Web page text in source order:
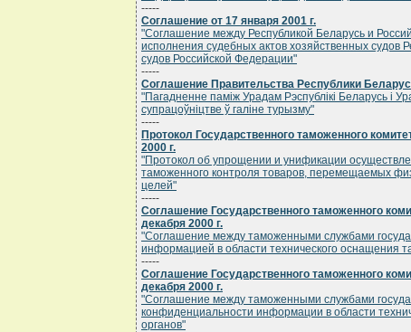
-----
Соглашение от 17 января 2001 г.
"Соглашение между Республикой Беларусь и
исполнения судебных актов хозяйственных судов
судов Российской Федерации"
-----
Соглашение Правительства Республики
"Пагадненне памiж Урадам Рэспублiкi Беларусь i
супрацоўнiцтве ў галiне турызму"
-----
Протокол Государственного таможенного
2000 г.
"Протокол об упрощении и унификации
таможенного контроля товаров, перемещаемых
целей"
-----
Соглашение Государственного таможенного
декабря 2000 г.
"Соглашение между таможенными службами
информацией в области технического оснащения
-----
Соглашение Государственного таможенного
декабря 2000 г.
"Соглашение между таможенными службами
конфиденциальности информации в области
органов"